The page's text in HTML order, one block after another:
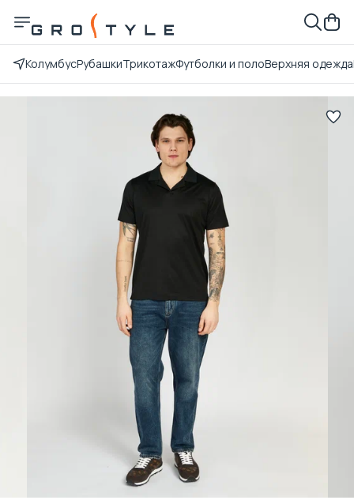
КолумбусРубашкиТрикотажФутболки и полоВерхняя одежда